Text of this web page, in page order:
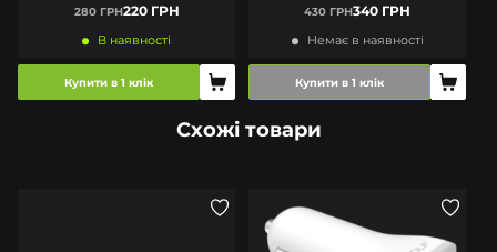
280 ГРН220 ГРН
В наявності
Купити в 1 клік
430 ГРН340 ГРН
Немає в наявності
Купити в 1 клік
Схожі товари